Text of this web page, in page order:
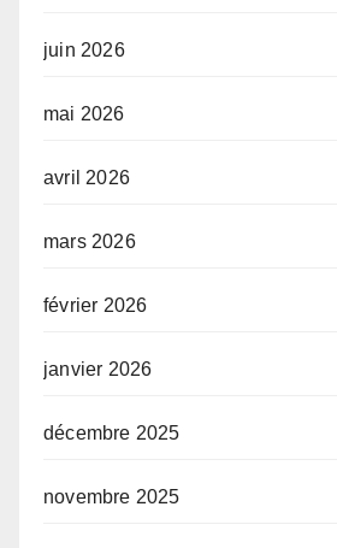
juin 2026
mai 2026
avril 2026
mars 2026
février 2026
janvier 2026
décembre 2025
novembre 2025